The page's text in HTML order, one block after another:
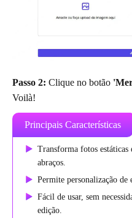
Passo 2: Clique no botão
Voilà!
Principais Características
Transforma fotos estáticas
abraços.
Permite personalização de
Fácil de usar, sem
edição.